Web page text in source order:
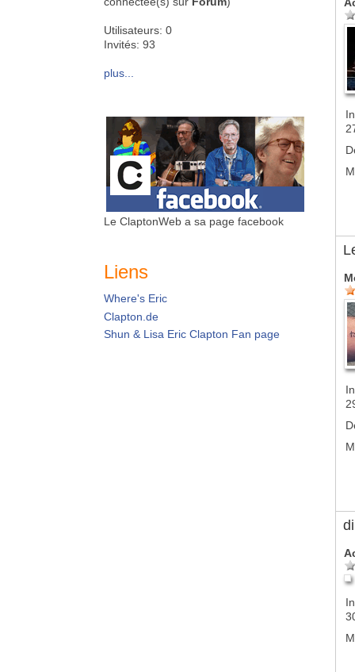
Utilisateurs: 0
Invités: 93
plus...
Le ClaptonWeb a sa page facebook
Liens
Where's Eric
Clapton.de
Shun & Lisa Eric Clapton Fan page